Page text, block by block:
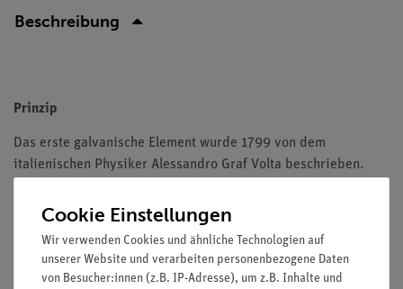
Beschreibung
Prinzip
Das erste galvanische Element wurde 1799 von dem
italienischen Physiker Alessandro Graf Volta beschrieben.
ein Kupfer/Zink-Element, doch im Unterschied zum später
entwickelten Daniell-Element befinden sich hier beide
Metallelektroden gemeinsam in einer Elektrolytlösung aus
verdünnter Schwefelsäure.
Cookie Einstellungen
Wir verwenden Cookies und ähnliche Technologien auf
unserer Website und verarbeiten personenbezogene Daten
von Besucher:innen (z.B. IP-Adresse), um z.B. Inhalte und